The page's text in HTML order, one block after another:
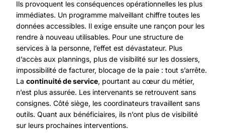
Ils provoquent les conséquences opérationnelles les plus
immédiates. Un programme malveillant chiffre toutes les
données accessibles. Il exige ensuite une rançon pour les
rendre à nouveau utilisables. Pour une structure de
services à la personne, l’effet est dévastateur. Plus
d’accès aux plannings, plus de visibilité sur les dossiers,
impossibilité de facturer, blocage de la paie : tout s’arrête.
La continuité de service, pourtant au cœur du métier,
n’est plus assurée. Les intervenants se retrouvent sans
consignes. Côté siège, les coordinateurs travaillent sans
outils. Quant aux bénéficiaires, ils n’ont plus de visibilité
sur leurs prochaines interventions.